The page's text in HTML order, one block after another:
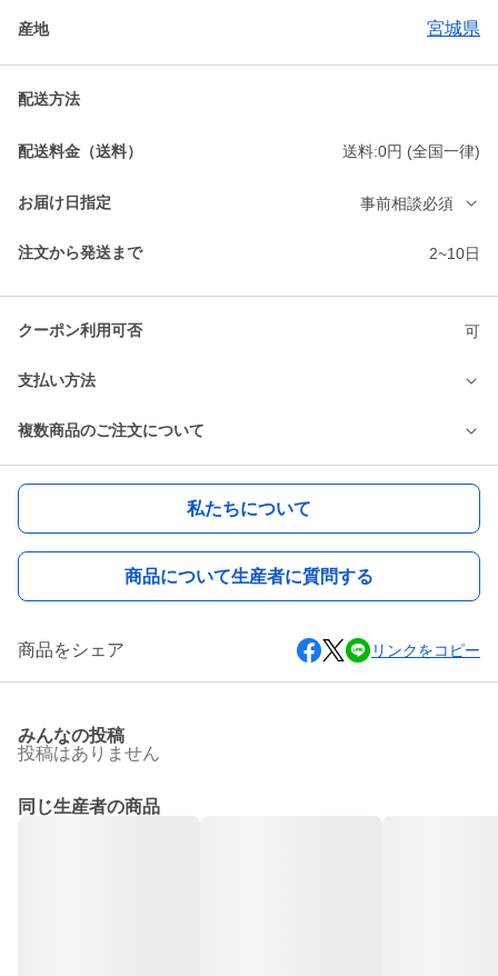
産地 宮城県
配送方法
配送料金（送料） 送料:0円 (全国一律)
お届け日指定 事前相談必須
注文から発送まで 2~10日
クーポン利用可否 可
支払い方法
複数商品のご注文について
私たちについて
商品について生産者に質問する
商品をシェア リンクをコピー
みんなの投稿
投稿はありません
同じ生産者の商品